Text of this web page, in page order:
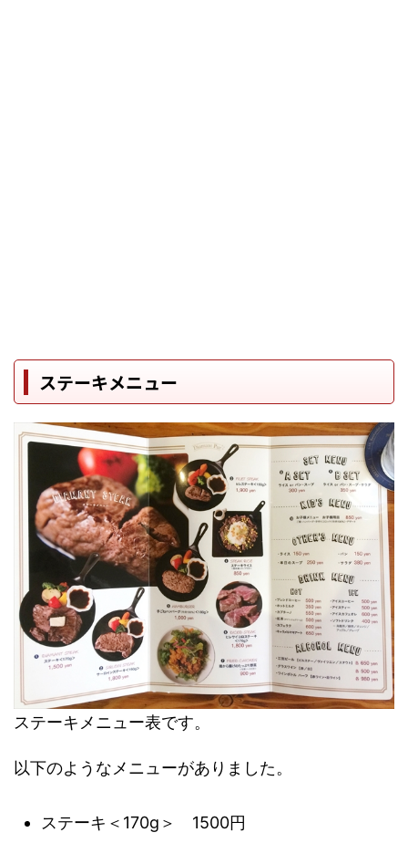
ステーキメニュー
ステーキメニュー表です。
以下のようなメニューがありました。
ステーキ＜170g＞ 1500円